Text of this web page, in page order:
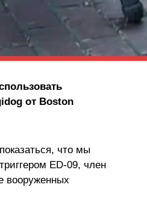
от Boston
что мы
ED-09, член
вооруженных